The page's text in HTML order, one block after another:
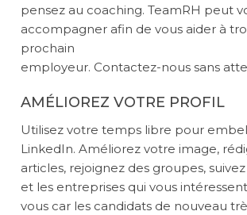
pensez au coaching. TeamRH peut
accompagner afin de vous aider à
prochain
employeur. Contactez-nous sans
AMÉLIOREZ VOTRE PROFIL
Utilisez votre temps libre pour
LinkedIn. Améliorez votre image,
articles, rejoignez des groupes,
et les entreprises qui vous
vous car les candidats de nouveau